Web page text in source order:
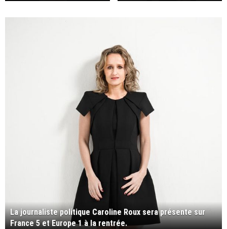
La journaliste politique Caroline Roux sera présente sur
France 5 et Europe 1 à la rentrée.